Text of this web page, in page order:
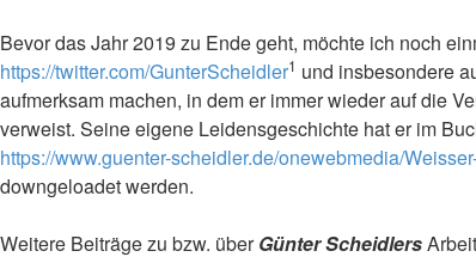
Bevor das Jahr 2019 zu Ende geht, möchte ich noch
https://twitter.com/GunterScheidler1 und insbesondere
aufmerksam machen, in dem er immer wieder auf die
verweist. Seine eigene Leidensgeschichte hat er im
https://www.guenter-scheidler.de/onewebmedia/
downgeloadet werden.
Weitere Beiträge zu bzw. überGünter Scheidlers